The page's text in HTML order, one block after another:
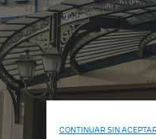
CONTINUAR SIN